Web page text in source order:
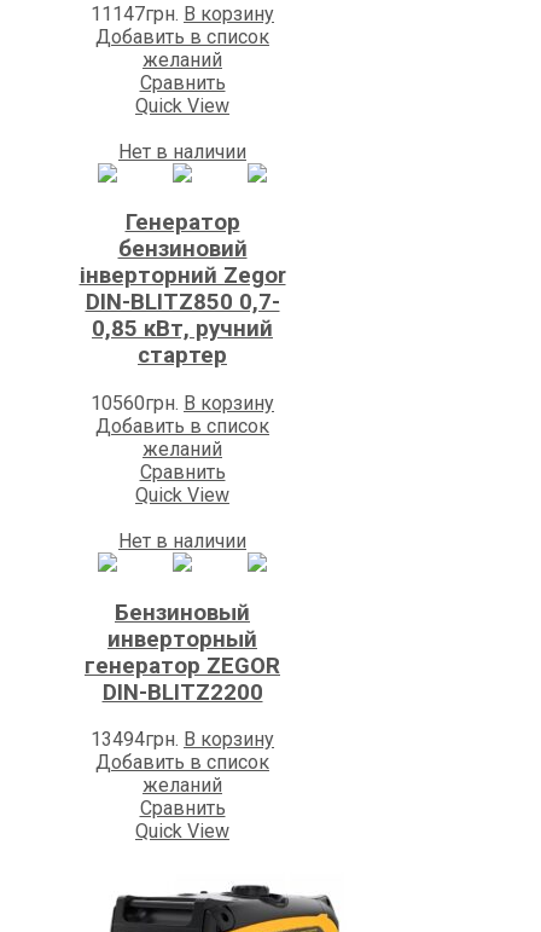
11147грн. В корзину
Добавить в список
желаний
Сравнить
Quick View
Нет в наличии
Генератор
бензиновий
інверторний Zegor
DIN-BLITZ850 0,7-
0,85 кВт, ручний
стартер
10560грн. В корзину
Добавить в список
желаний
Сравнить
Quick View
Нет в наличии
Бензиновый
инверторный
генератор ZEGOR
DIN-BLITZ2200
13494грн. В корзину
Добавить в список
желаний
Сравнить
Quick View